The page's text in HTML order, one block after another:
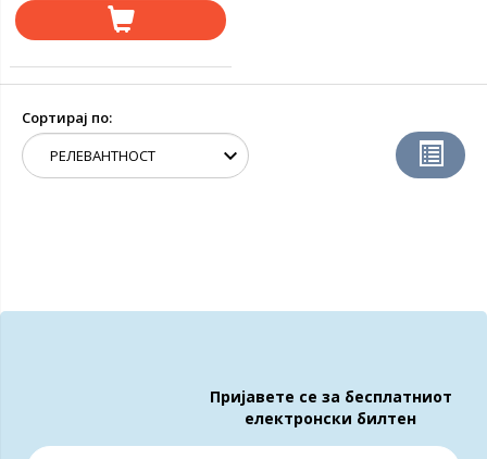
Сортирај по:
Пријавете се за бесплатниот
електронски билтен